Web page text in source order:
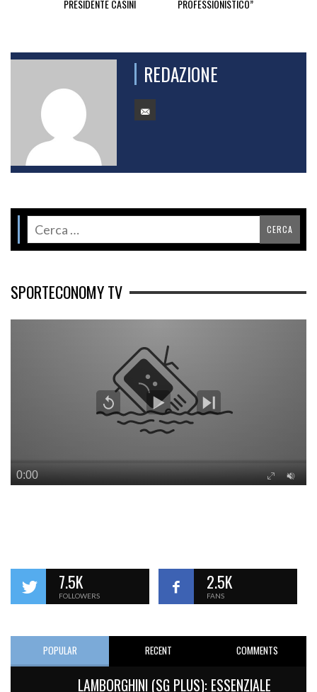
PRESIDENTE CASINI PROFESSIONISTICO”
REDAZIONE
SPORTECONOMY TV
7.5K
FOLLOWERS
2.5K
FANS
POPULAR RECENT COMMENTS
LAMBORGHINI (SG PLUS): ESSENZIALE